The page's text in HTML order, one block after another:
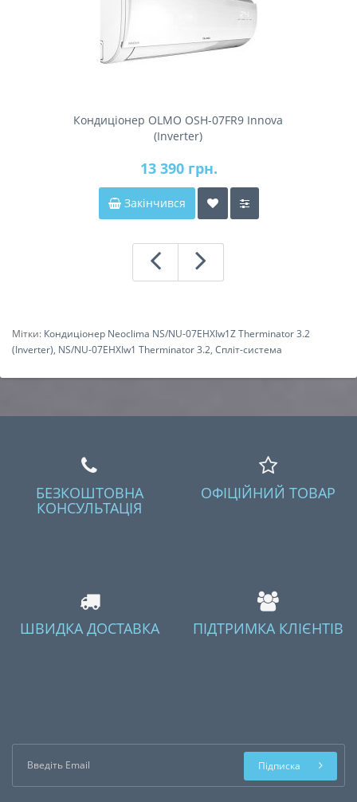
Кондиціонер OLMO OSH-07FR9 Innova
(Inverter)
13 390 грн.
Закінчився
Мітки: Кондиціонер Neoclima NS/NU-07EHXIw1Z Therminator 3.2
(Inverter), NS/NU-07EHXIw1 Therminator 3.2, Спліт-система
БЕЗКОШТОВНА
КОНСУЛЬТАЦІЯ
ОФІЦІЙНИЙ ТОВАР
ШВИДКА ДОСТАВКА ПІДТРИМКА КЛІЄНТІВ
Підписка